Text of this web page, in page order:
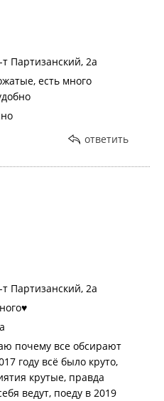
Партизанский, 2а
есть много
ответить
Партизанский, 2а
почему все обсирают
году всё было круто,
крутые, правда
ведут, поеду в 2019